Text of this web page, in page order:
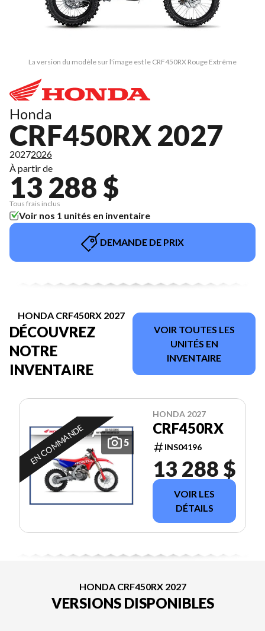
La version du modèle sur l'image est le CRF450RX Rouge Extrême
Honda
CRF450RX 2027
20272026
À partir de
13 288 $
Tous frais inclus
Voir nos 1 unités en inventaire
DEMANDE DE PRIX
HONDA CRF450RX 2027
DÉCOUVREZ
NOTRE
INVENTAIRE
VOIR TOUTES LES
UNITÉS EN
INVENTAIRE
5
EN COMMANDE
HONDA 2027
CRF450RX
INS04196
13 288 $
VOIR LES
DÉTAILS
HONDA CRF450RX 2027
VERSIONS DISPONIBLES